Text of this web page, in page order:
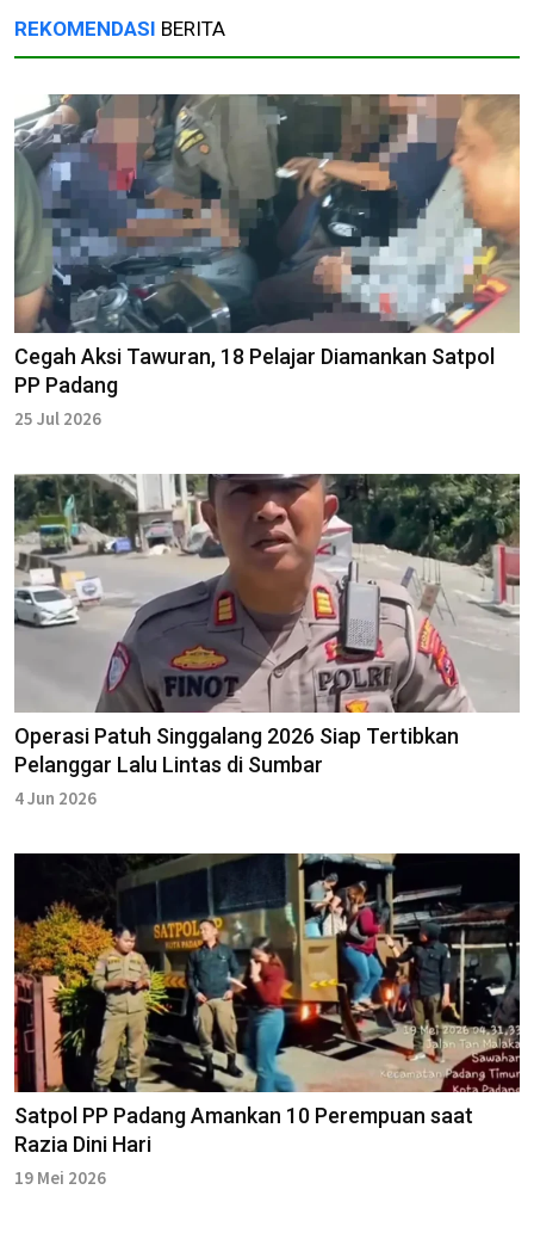
REKOMENDASI BERITA
Cegah Aksi Tawuran, 18 Pelajar Diamankan Satpol
PP Padang
25 Jul 2026
Operasi Patuh Singgalang 2026 Siap Tertibkan
Pelanggar Lalu Lintas di Sumbar
4 Jun 2026
Satpol PP Padang Amankan 10 Perempuan saat
Razia Dini Hari
19 Mei 2026